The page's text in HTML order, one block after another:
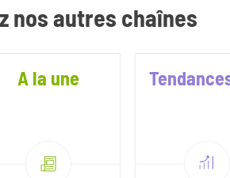
nos autres chaînes
A la une